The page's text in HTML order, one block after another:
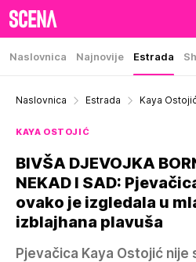
Naslovnica Najnovije Estrada
Naslovnica Estrada Kaya
KAYA OSTOJIĆ
BIVŠA DJEVOJKA
NEKAD I SAD:
ovako je izgledala u
izblajhana plavuša
Pjevačica Kaya Ostojić